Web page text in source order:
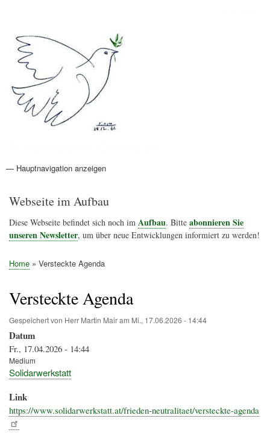
Hauptnavigation
— Hauptnavigation anzeigen
Aktionen
Friedensbewegung
Friedensprojekte
Home
Konflikte
Links
Narichtenlinks
News
Politik
Termine
Texte
Kunst
Friedensexperten
Friedensforschung
Friedensinitiativen
Friedensnachrichten
Webseite im Aufbau
Diese Webseite befindet sich noch im Aufbau. Bitte abonnieren Sie
unseren Newsletter, um über neue Entwicklungen informiert zu werden!
Home Versteckte Agenda
Versteckte Agenda
Gespeichert von Herr Martin Mairam Mi., 17.06.2026 - 14:44
Datum
Fr., 17.04.2026 - 14:44
Medium
Solidarwerkstatt
Link
https://www.solidarwerkstatt.at/frieden-neutralitaet/versteckte-agenda